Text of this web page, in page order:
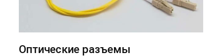
Оптические разъемы